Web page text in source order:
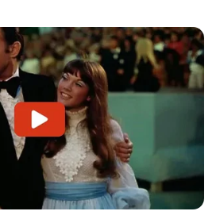
Projektes sind Affiliate-
etwas darüber gebucht oder
Unterstützung, ohne dass sich